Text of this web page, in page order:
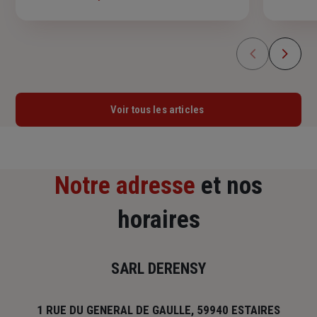
de
Voir tous les articles
Notre adresse et nos
horaires
SARL DERENSY
1 RUE DU GENERAL DE GAULLE, 59940 ESTAIRES